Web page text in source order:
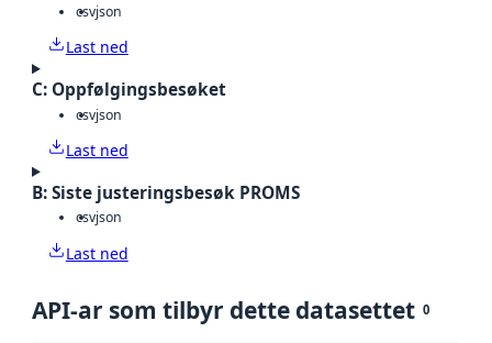
csvjson
Last ned
C: Oppfølgingsbesøket
csvjson
Last ned
B: Siste justeringsbesøk PROMS
csvjson
Last ned
API-ar som tilbyr dette datasettet 0